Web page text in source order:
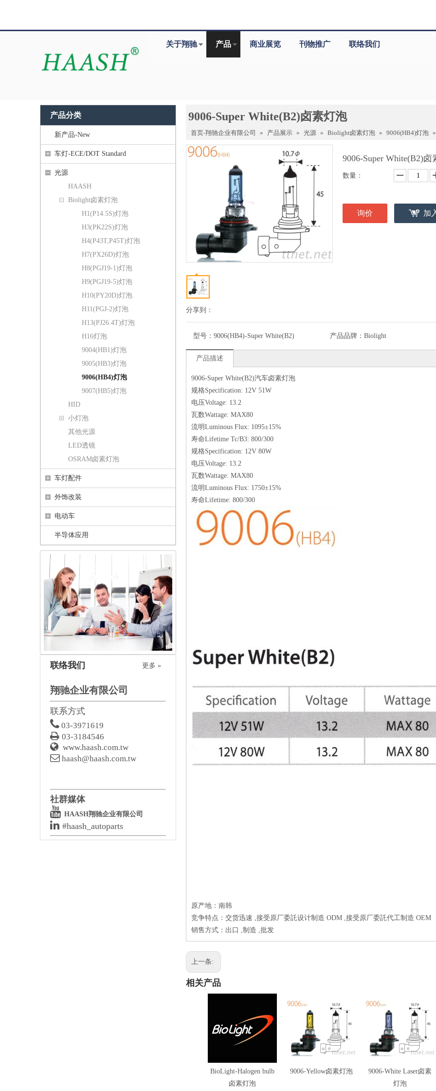
关于翔驰 产品 商业展览 刊物推广 联络我们
产品分类
新产品-New
车灯-ECE/DOT Standard
光源
HAASH
Biolight卤素灯泡
H1(P14.5S)灯泡
H3(PK22S)灯泡
H4(P43T,P45T)灯泡
H7(PX26D)灯泡
H8(PGJ19-1)灯泡
H9(PGJ19-5)灯泡
H10(PY20D)灯泡.
H11(PGJ-2)灯泡
H13(PJ26.4T)灯泡
H16灯泡
9004(HB1)灯泡
9005(HB3)灯泡
9006(HB4)灯泡
9007(HB5)灯泡
HID
小灯泡
其他光源
LED透镜
OSRAM卤素灯泡
车灯配件
外饰改装
电动车
半导体应用
联络我们 更多 »
翔驰企业有限公司
联系方式
 03-3971619
 03-3184546
 www.haash.com.tw
 haash@haash.com.tw
社群媒体
 HAASH翔驰企业有限公司
 #haash_autoparts
9006-Super White(B2)卤素灯泡
首页-翔驰企业有限公司 » 产品展示 » 光源 » Biolight卤素灯泡 » 9006(HB4)灯泡 »
分享到：
9006-Super White(B2)卤
数量：
询价 加
型号： 9006(HB4)-Super White(B2) 产品品牌： Biolight
产品描述
9006-Super White(B2)汽车卤素灯泡
规格Specification: 12V 51W
电压Voltage: 13.2
瓦数Wattage: MAX80
流明Luminous Flux: 1095±15%
寿命Lifetime Tc/B3: 800/300
规格Specification: 12V 80W
电压Voltage: 13.2
瓦数Wattage: MAX80
流明Luminous Flux: 1750±15%
寿命Lifetime: 800/300
原产地：南韩
竞争特点：交货迅速 ,接受原厂委託设计制造 ODM ,接受原厂委託代工制造 OEM
销售方式：出口 ,制造 ,批发
上一条:
相关产品
BioLight-Halogen bulb
卤素灯泡
9006-Yellow卤素灯泡
9006-White Laser卤素
灯泡